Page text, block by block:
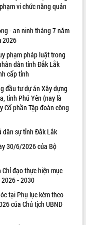
vi chức năng quản
- an ninh tháng 7 năm
2026
phạm pháp luật trong
dân tỉnh Đắk Lắk
cấp tỉnh
đầu tư dự án Xây dựng
tỉnh Phú Yên (nay là
Cổ phần Tập đoàn công
dân sự tỉnh Đắk Lắk
30/6/2026 của Bộ
đạo thực hiện mục
- 2030
tại Phụ lục kèm theo
của Chủ tịch UBND